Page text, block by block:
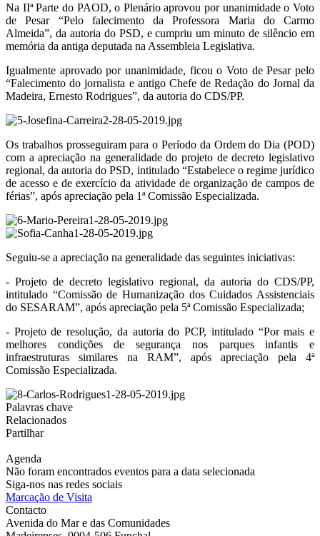
Na IIª Parte do PAOD, o Plenário aprovou por unanimidade o Voto
de Pesar “Pelo falecimento da Professora Maria do Carmo
Almeida”, da autoria do PSD, e cumpriu um minuto de silêncio em
memória da antiga deputada na Assembleia Legislativa.
Igualmente aprovado por unanimidade, ficou o Voto de Pesar pelo
“Falecimento do jornalista e antigo Chefe de Redação do Jornal da
Madeira, Ernesto Rodrigues”, da autoria do CDS/PP.
Os trabalhos prosseguiram para o Período da Ordem do Dia (POD)
com a apreciação na generalidade do projeto de decreto legislativo
regional, da autoria do PSD, intitulado “Estabelece o regime jurídico
de acesso e de exercício da atividade de organização de campos de
férias”, após apreciação pela 1ª Comissão Especializada.
Seguiu-se a apreciação na generalidade das seguintes iniciativas:
- Projeto de decreto legislativo regional, da autoria do CDS/PP,
intitulado “Comissão de Humanização dos Cuidados Assistenciais
do SESARAM”, após apreciação pela 5ª Comissão Especializada;
- Projeto de resolução, da autoria do PCP, intitulado “Por mais e
melhores condições de segurança nos parques infantis e
infraestruturas similares na RAM”, após apreciação pela 4ª
Comissão Especializada.
Palavras chave
Relacionados
Partilhar
Agenda
Não foram encontrados eventos para a data selecionada
Siga-nos nas redes sociais
Marcação de Visita
Contacto
Avenida do Mar e das Comunidades